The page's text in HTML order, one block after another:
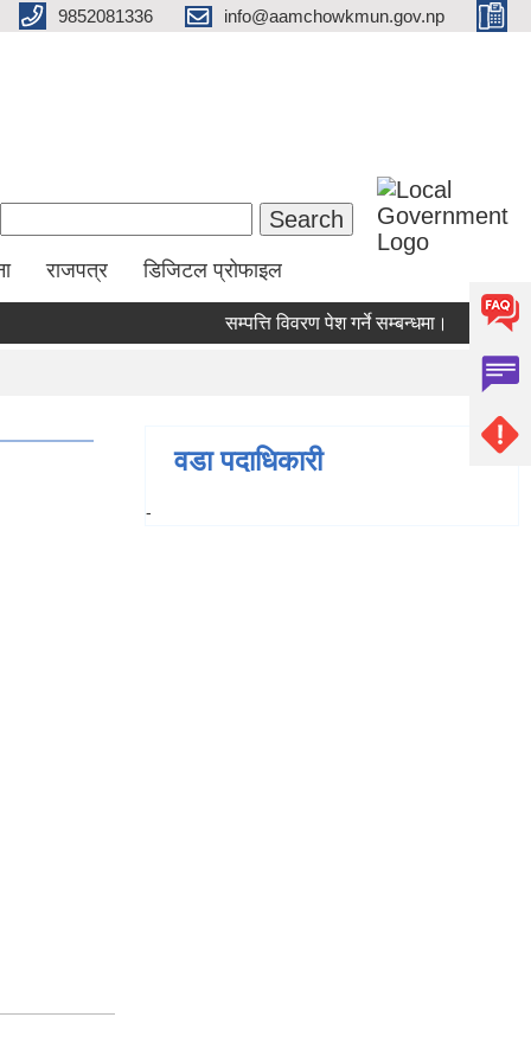
9852081336 info@aamchowkmun.gov.np
राजपत्र डिजिटल प्रोफाइल
सम्पत्ति विवरण पेश गर्ने सम्बन्धमा।
वडा पदाधिकारी
-